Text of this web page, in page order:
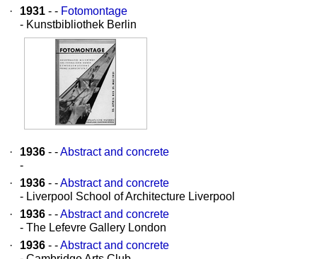
·
1931 - - Fotomontage
- Kunstbibliothek Berlin
· 1936 - -Abstract and concrete
-
·
1936 - -Abstract and concrete
- Liverpool School of Architecture Liverpool
·
1936 - -Abstract and concrete
- The Lefevre Gallery London
·
1936 - -Abstract and concrete